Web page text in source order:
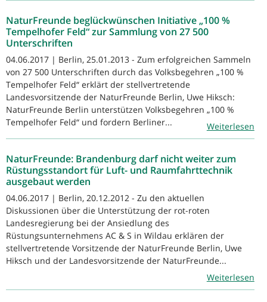
NaturFreunde beglückwünschen Initiative „100 %
Tempelhofer Feld“ zur Sammlung von 27 500
Unterschriften
04.06.2017 | Berlin, 25.01.2013 - Zum erfolgreichen Sammeln
von 27 500 Unterschriften durch das Volksbegehren „100 %
Tempelhofer Feld“ erklärt der stellvertretende
Landesvorsitzende der NaturFreunde Berlin, Uwe Hiksch:
NaturFreunde Berlin unterstützen Volksbegehren „100 %
Tempelhofer Feld“ und fordern Berliner...
Weiterlesen
NaturFreunde: Brandenburg darf nicht weiter zum
Rüstungsstandort für Luft- und Raumfahrttechnik
ausgebaut werden
04.06.2017 | Berlin, 20.12.2012 - Zu den aktuellen
Diskussionen über die Unterstützung der rot-roten
Landesregierung bei der Ansiedlung des
Rüstungsunternehmens AC & S in Wildau erklären der
stellvertretende Vorsitzende der NaturFreunde Berlin, Uwe
Hiksch und der Landesvorsitzende der NaturFreunde...
Weiterlesen